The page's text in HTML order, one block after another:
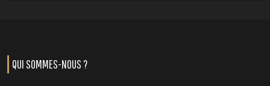
QUI SOMMES-NOUS ?